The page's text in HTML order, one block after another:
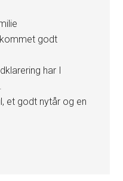
godt
har I
et godt nytår og en